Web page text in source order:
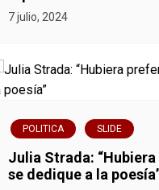
7 julio, 2024
POLITICA SLIDE
Julia Strada:
se dedique a la